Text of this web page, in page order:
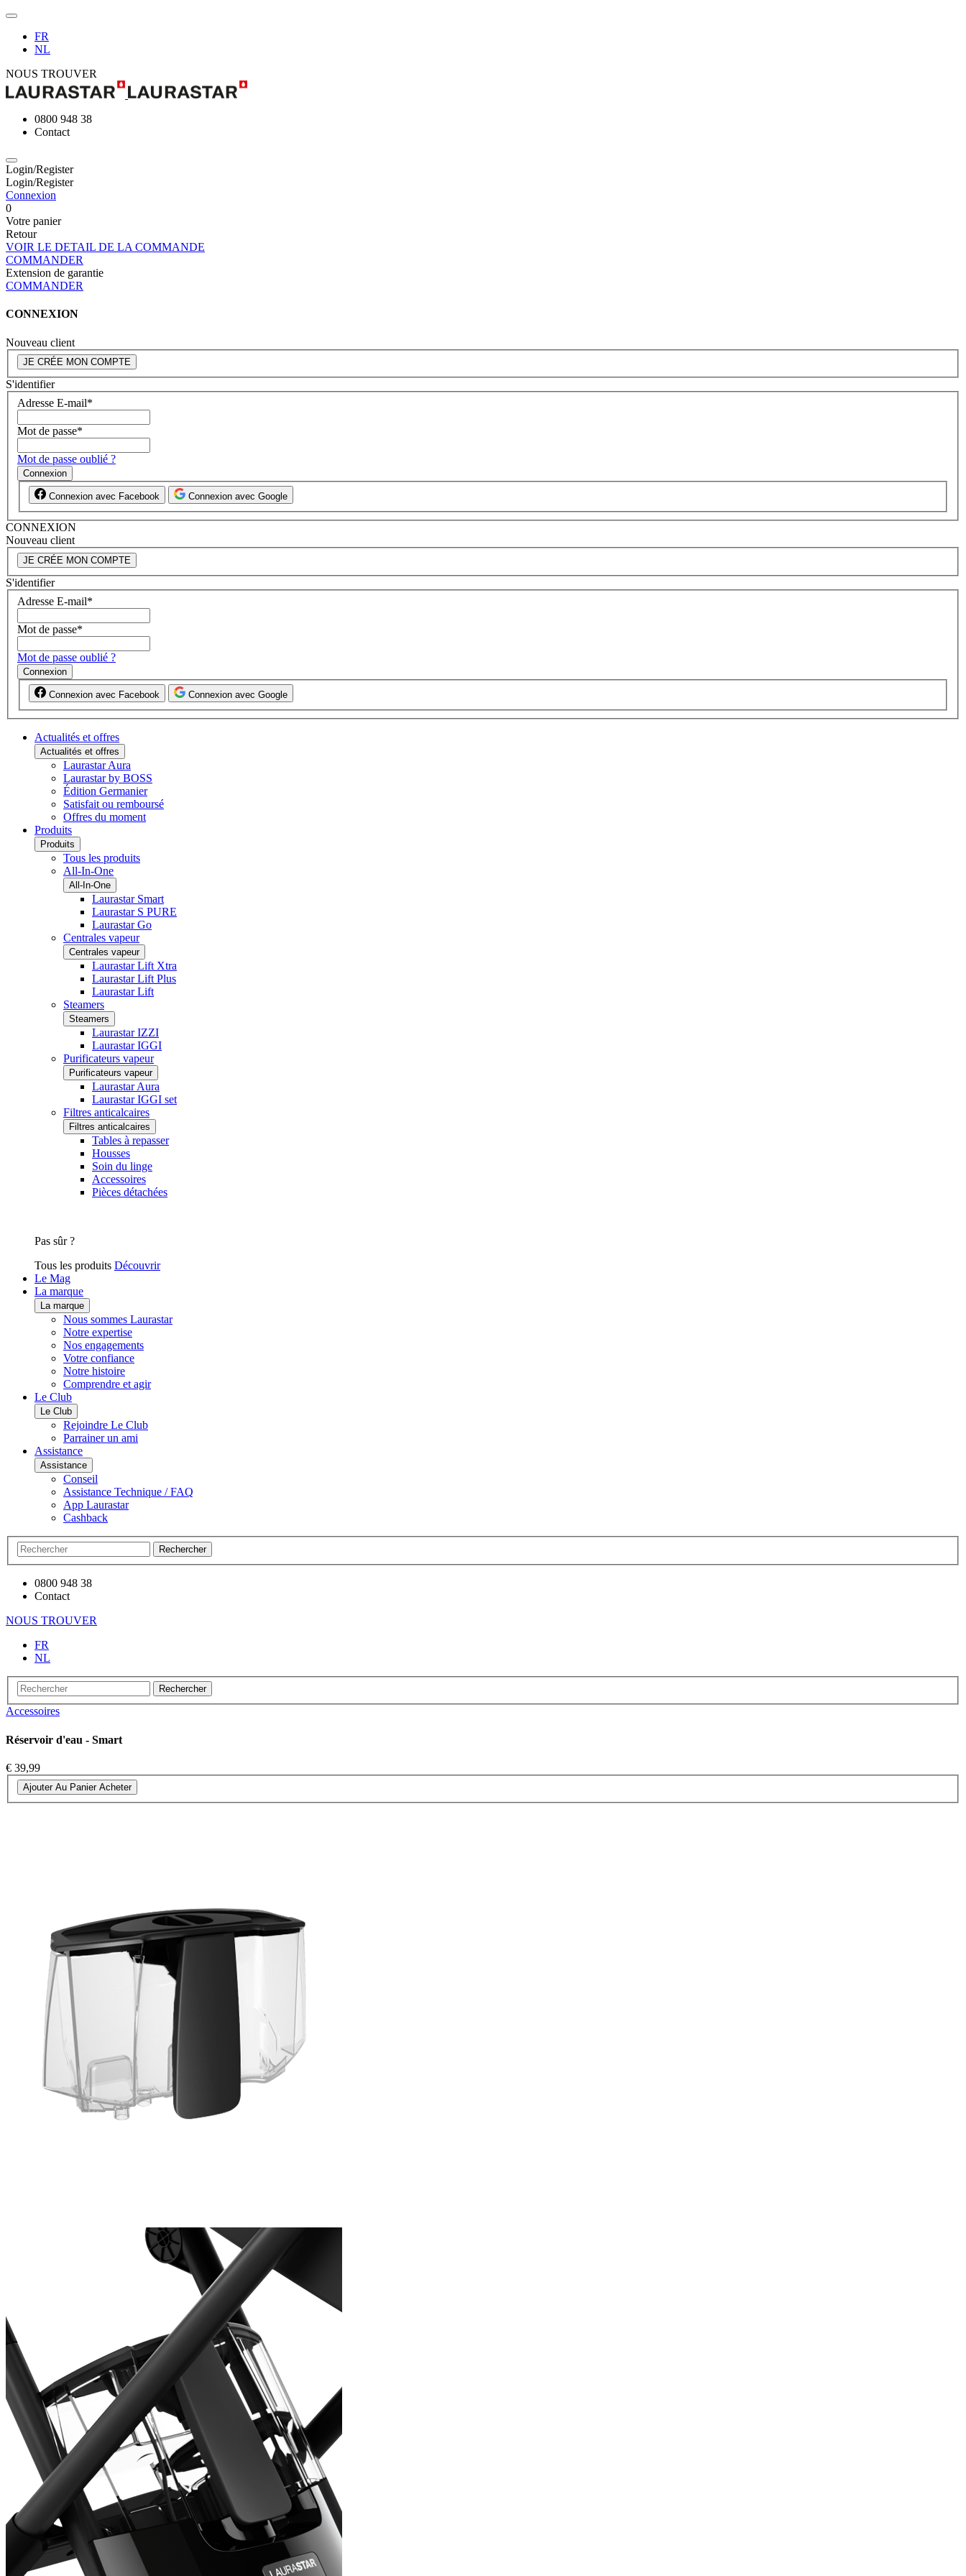
FR
NL
NOUS TROUVER
0800 948 38
Contact
Login/Register
Login/Register
Connexion
0
Votre panier
Retour
VOIR LE DETAIL DE LA COMMANDE
COMMANDER
Extension de garantie
COMMANDER
CONNEXION
Nouveau client
JE CRÉE MON COMPTE
S'identifier
Adresse E-mail*
Mot de passe*
Mot de passe oublié ?
Connexion
Connexion avec Facebook Connexion avec Google
CONNEXION
Nouveau client
JE CRÉE MON COMPTE
S'identifier
Adresse E-mail*
Mot de passe*
Mot de passe oublié ?
Connexion
Connexion avec Facebook Connexion avec Google
Actualités et offres
Actualités et offres
Laurastar Aura
Laurastar by BOSS
Édition Germanier
Satisfait ou remboursé
Offres du moment
Produits
Produits
Tous les produits
All-In-One
All-In-One
Laurastar Smart
Laurastar S PURE
Laurastar Go
Centrales vapeur
Centrales vapeur
Laurastar Lift Xtra
Laurastar Lift Plus
Laurastar Lift
Steamers
Steamers
Laurastar IZZI
Laurastar IGGI
Purificateurs vapeur
Purificateurs vapeur
Laurastar Aura
Laurastar IGGI set
Filtres anticalcaires
Filtres anticalcaires
Tables à repasser
Housses
Soin du linge
Accessoires
Pièces détachées
Pas sûr ?
Tous les produits Découvrir
Le Mag
La marque
La marque
Nous sommes Laurastar
Notre expertise
Nos engagements
Votre confiance
Notre histoire
Comprendre et agir
Le Club
Le Club
Rejoindre Le Club
Parrainer un ami
Assistance
Assistance
Conseil
Assistance Technique / FAQ
App Laurastar
Cashback
Rechercher
0800 948 38
Contact
NOUS TROUVER
FR
NL
Rechercher
Accessoires
Réservoir d'eau - Smart
€ 39,99
Ajouter Au Panier Acheter